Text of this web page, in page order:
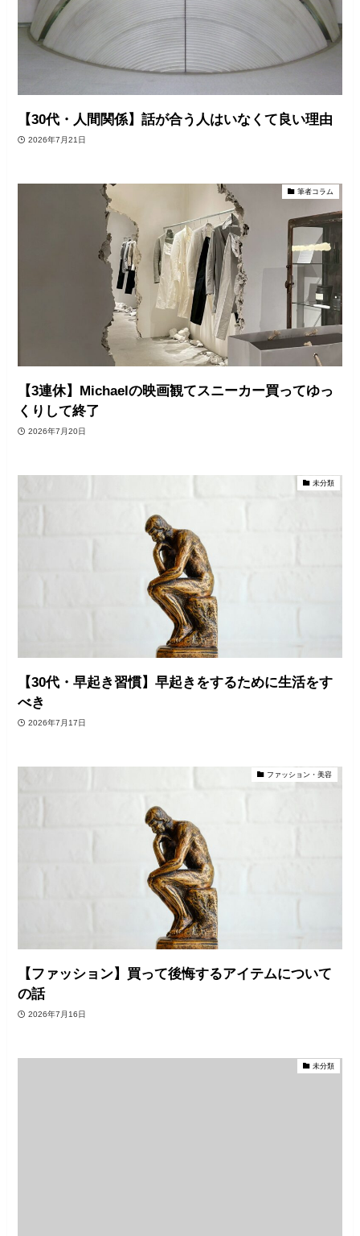
【30代・人間関係】話が合う人はいなくて良い理由
2026年7月21日
筆者コラム
【3連休】Michaelの映画観てスニーカー買ってゆっ
くりして終了
2026年7月20日
未分類
【30代・早起き習慣】早起きをするために生活をす
べき
2026年7月17日
ファッション・美容
【ファッション】買って後悔するアイテムについて
の話
2026年7月16日
未分類